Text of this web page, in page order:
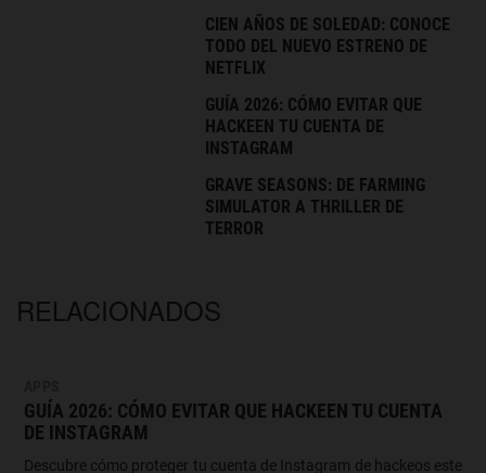
CIEN AÑOS DE SOLEDAD: CONOCE
TODO DEL NUEVO ESTRENO DE
NETFLIX
GUÍA 2026: CÓMO EVITAR QUE
HACKEEN TU CUENTA DE
INSTAGRAM
GRAVE SEASONS: DE FARMING
SIMULATOR A THRILLER DE
TERROR
RELACIONADOS
GUÍA 2026: CÓMO EVITAR QUE HACKEEN TU CUENTA
DE INSTAGRAM
Descubre cómo proteger tu cuenta de Instagram de hackeos este